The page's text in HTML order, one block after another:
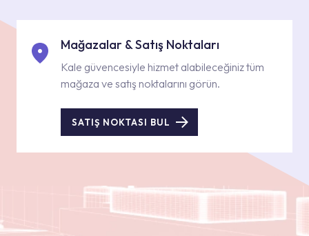
Mağazalar & Satış Noktaları
Kale güvencesiyle hizmet alabileceğiniz tüm
mağaza ve satış noktalarını görün.
SATIŞ NOKTASI BUL